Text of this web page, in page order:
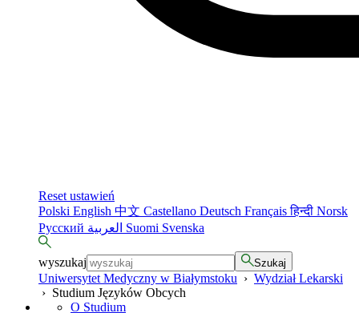
Reset ustawień
Polski English 中文 Castellano Deutsch Françaisहिन्दी Norsk
Русский
Suomi Svenska
wyszukaj Szukaj
Uniwersytet Medyczny w Białymstoku › Wydział Lekarski
› Studium Języków Obcych
O Studium